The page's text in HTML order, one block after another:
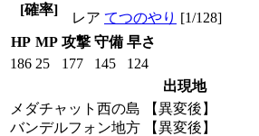
[確率]
レア てつのやり [1/128]
HP MP 攻撃 守備 早さ
186 25 177 145
124
出現地
メダチャット西の島 【異変後】
バンデルフォン地方 【異変後】